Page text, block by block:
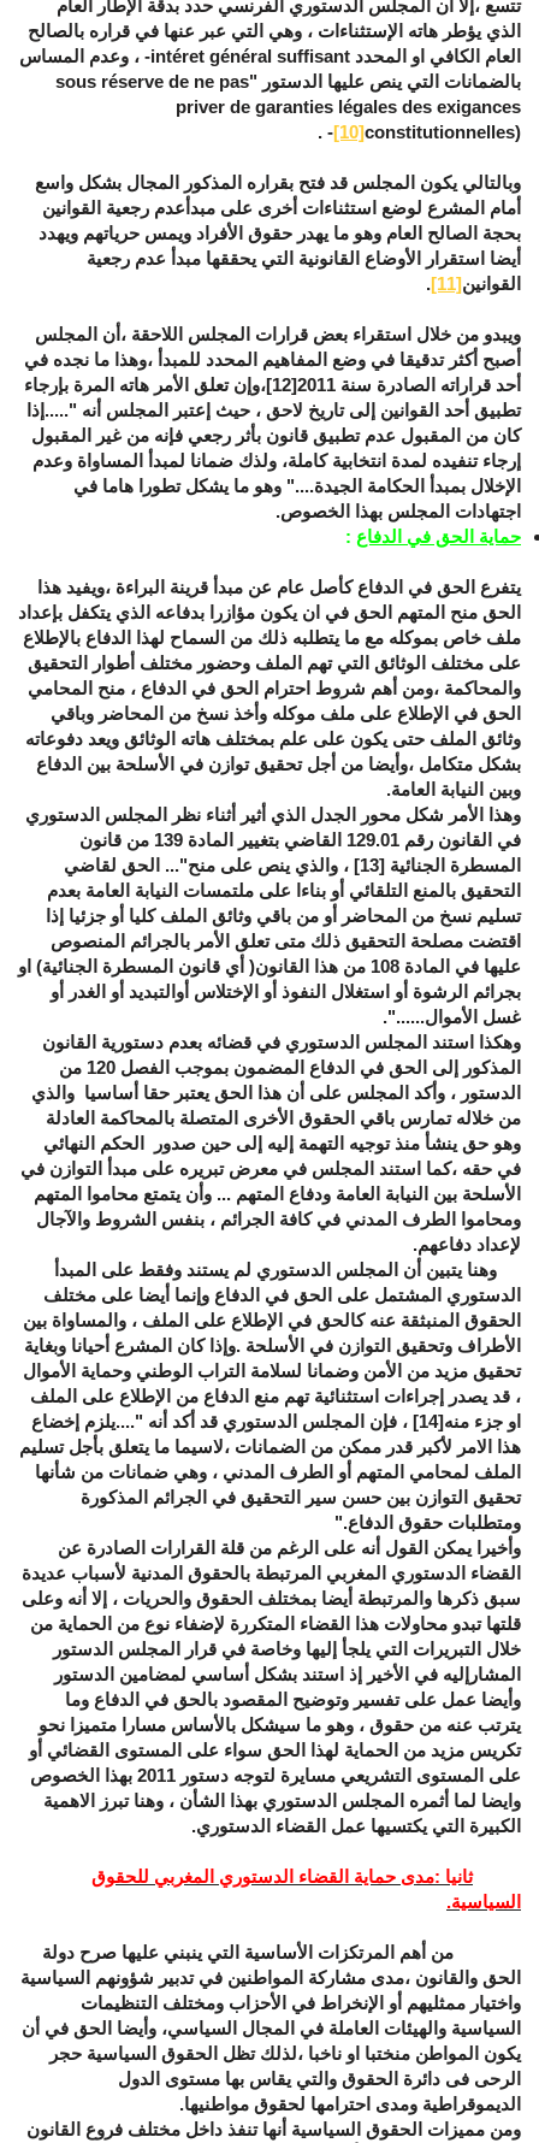
تتسع ،إلا أن المجلس الدستوري الفرنسي حدد بدقة الإطار العام
الذي يؤطر هاته الإستثناءات ، وهي التي عبر عنها في قراره بالصالح
العام الكافي او المحدد intéret général suffisant- ، وعدم المساس
بالضمانات التي ينص عليها الدستور "sous réserve de ne pas
priver de garanties légales des exigances
constitutionnelles)
[10]
- .
وبالتالي يكون المجلس قد فتح بقراره المذكور المجال بشكل واسع
أمام المشرع لوضع استثناءات أخرى على مبدأعدم رجعية القوانين
بحجة الصالح العام وهو ما يهدر حقوق الأفراد ويمس حرياتهم ويهدد
أيضا استقرار الأوضاع القانونية التي يحققها مبدأ عدم رجعية
القوانين[11]
.
ويبدو من خلال استقراء بعض قرارات المجلس اللاحقة ،أن المجلس
أصبح أكثر تدقيقا في وضع المفاهيم المحدد للمبدأ ،وهذا ما نجده في
أحد قراراته الصادرة سنة 2011
[12]،وإن تعلق الأمر هاته المرة بإرجاء
تطبيق أحد القوانين إلى تاريخ لاحق ، حيث إعتبر المجلس أنه ".....إذا
كان من المقبول عدم تطبيق قانون بأثر رجعي فإنه من غير المقبول
إرجاء تنفيده لمدة انتخابية كاملة، ولذك ضمانا لمبدأ المساواة وعدم
الإخلال بمبدأ الحكامة الجيدة...." وهو ما يشكل تطورا هاما في
اجتهادات المجلس بهذا الخصوص.
حماية الحق في الدفاع :
يتفرع الحق في الدفاع كأصل عام عن مبدأ قرينة البراءة ،ويفيد هذا
الحق منح المتهم الحق في ان يكون مؤازرا بدفاعه الذي يتكفل بإعداد
ملف خاص بموكله مع ما يتطلبه ذلك من السماح لهذا الدفاع بالإطلاع
على مختلف الوثائق التي تهم الملف وحضور مختلف أطوار التحقيق
والمحاكمة ،ومن أهم شروط احترام الحق في الدفاع ، منح المحامي
الحق في الإطلاع على ملف موكله وأخذ نسخ من المحاضر وباقي
وثائق الملف حتى يكون على علم بمختلف هاته الوثائق ويعد دفوعاته
بشكل متكامل ،وأيضا من أجل تحقيق توازن في الأسلحة بين الدفاع
وبين النيابة العامة.
وهذا الأمر شكل محور الجدل الذي أثير أثناء نظر المجلس الدستوري
في القانون رقم 129.01 القاضي بتغيير المادة 139 من قانون
المسطرة الجنائية [13] ، والذي ينص على منح"... الحق لقاضي
التحقيق بالمنع التلقائي أو بناءا على ملتمسات النيابة العامة بعدم
تسليم نسخ من المحاضر أو من باقي وثائق الملف كليا أو جزئيا إذا
اقتضت مصلحة التحقيق ذلك متى تعلق الأمر بالجرائم المنصوص
عليها في المادة 108 من هذا القانون( أي قانون المسطرة الجنائية) او
بجرائم الرشوة أو استغلال النفوذ أو الإختلاس أوالتبديد أو الغدر أو
غسل الأموال......".
وهكذا استند المجلس الدستوري في قضائه بعدم دستورية القانون
المذكور إلى الحق في الدفاع المضمون بموجب الفصل 120 من
الدستور ، وأكد المجلس على أن هذا الحق يعتبر حقا أساسيا والذي
من خلاله تمارس باقي الحقوق الأخرى المتصلة بالمحاكمة العادلة
وهو حق ينشأ منذ توجيه التهمة إليه إلى حين صدور الحكم النهائي
في حقه ،كما استند المجلس في معرض تبريره على مبدأ التوازن في
الأسلحة بين النيابة العامة ودفاع المتهم ... وأن يتمتع محاموا المتهم
ومحاموا الطرف المدني في كافة الجرائم ، بنفس الشروط والآجال
لإعداد دفاعهم.
وهنا يتبين أن المجلس الدستوري لم يستند وفقط على المبدأ
الدستوري المشتمل على الحق في الدفاع وإنما أيضا على مختلف
الحقوق المنبثقة عنه كالحق في الإطلاع على الملف ، والمساواة بين
الأطراف وتحقيق التوازن في الأسلحة .وإذا كان المشرع أحيانا وبغاية
تحقيق مزيد من الأمن وضمانا لسلامة التراب الوطني وحماية الأموال
، قد يصدر إجراءات استثنائية تهم منع الدفاع من الإطلاع على الملف
او جزء منه[14] ، فإن المجلس الدستوري قد أكد أنه "....يلزم إخضاع
هذا الامر لأكبر قدر ممكن من الضمانات ،لاسيما ما يتعلق بأجل تسليم
الملف لمحامي المتهم أو الطرف المدني ، وهي ضمانات من شأنها
تحقيق التوازن بين حسن سير التحقيق في الجرائم المذكورة
ومتطلبات حقوق الدفاع."
وأخيرا يمكن القول أنه على الرغم من قلة القرارات الصادرة عن
القضاء الدستوري المغربي المرتبطة بالحقوق المدنية لأسباب عديدة
سبق ذكرها والمرتبطة أيضا بمختلف الحقوق والحريات ، إلا أنه وعلى
قلتها تبدو محاولات هذا القضاء المتكررة لإضفاء نوع من الحماية من
خلال التبريرات التي يلجأ إليها وخاصة في قرار المجلس الدستور
المشارإليه في الأخير إذ استند بشكل أساسي لمضامين الدستور
وأيضا عمل على تفسير وتوضيح المقصود بالحق في الدفاع وما
يترتب عنه من حقوق ، وهو ما سيشكل بالأساس مسارا متميزا نحو
تكريس مزيد من الحماية لهذا الحق سواء على المستوى القضائي أو
على المستوى التشريعي مسايرة لتوجه دستور 2011 بهذا الخصوص
وايضا لما أثمره المجلس الدستوري بهذا الشأن ، وهنا تبرز الاهمية
الكبيرة التي يكتسيها عمل القضاء الدستوري.
ثانيا :مدى حماية القضاء الدستوري المغربي للحقوق
السياسية.
من أهم المرتكزات الأساسية التي ينبني عليها صرح دولة
الحق والقانون ،مدى مشاركة المواطنين في تدبير شؤونهم السياسية
واختيار ممثليهم أو الإنخراط في الأحزاب ومختلف التنظيمات
السياسية والهيئات العاملة في المجال السياسي، وأيضا الحق في أن
يكون المواطن منختبا او ناخبا ،لذلك تظل الحقوق السياسية حجر
الرحى فى دائرة الحقوق والتي يقاس بها مستوى الدول
الديموقراطية ومدى احترامها لحقوق مواطنيها.
ومن مميزات الحقوق السياسية أنها تنفذ داخل مختلف فروع القانون